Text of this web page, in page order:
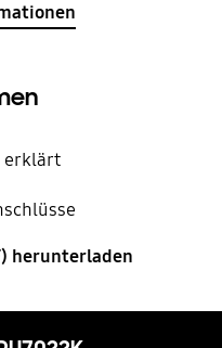
erklärt
herunterladen